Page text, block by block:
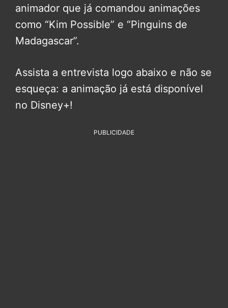
animador que já comandou animações
como “Kim Possible” e “Pinguins de
Madagascar”.
Assista a entrevista logo abaixo e não se
esqueça: a animação já está disponível
no Disney+!
PUBLICIDADE